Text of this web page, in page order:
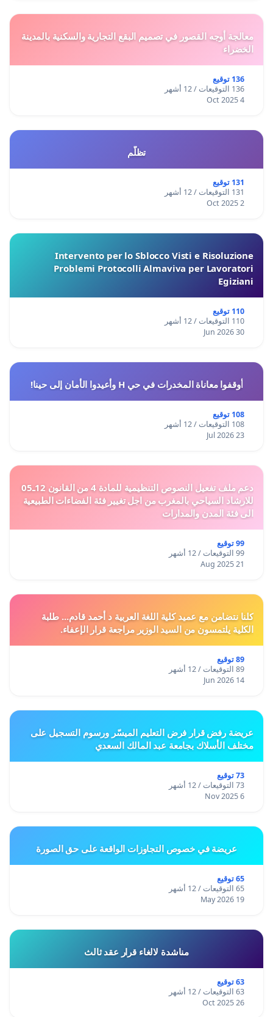
معالجة أوجه القصور في تصميم البقع التجارية والسكنية بالمدينة
الخضراء
136 توقيع
136 التوقيعات / 12 أشهر
4 Oct 2025
تظلّم
131 توقيع
131 التوقيعات / 12 أشهر
2 Oct 2025
Intervento per lo Sblocco Visti e Risoluzione
Problemi Protocolli Almaviva per Lavoratori
Egiziani
110 توقيع
110 التوقيعات / 12 أشهر
30 Jun 2026
أوقفوا معاناة المخدرات في حي H وأعيدوا الأمان إلى حينا!
108 توقيع
108 التوقيعات / 12 أشهر
23 Jul 2026
دعم ملف تفعيل النصوص التنظيمية للمادة 4 من القانون 12ـ05
للارشاد السياحي بالمغرب من اجل تغيير فئة الفضاءات الطبيعية
الى فئة المدن والمدارات
99 توقيع
99 التوقيعات / 12 أشهر
21 Aug 2025
كلنا نتضامن مع عميد كلية اللغة العربية د أحمد قادم... طلبة
الكلية يلتمسون من السيد الوزير مراجعة قرار الإعفاء.
89 توقيع
89 التوقيعات / 12 أشهر
14 Jun 2026
عريضة رفض قرار فرض التعليم الميسّر ورسوم التسجيل على
مختلف الأسلاك بجامعة عبد المالك السعدي
73 توقيع
73 التوقيعات / 12 أشهر
6 Nov 2025
عريضة في خصوص التجاوزات الواقعة على حق الصورة
65 توقيع
65 التوقيعات / 12 أشهر
19 May 2026
مناشدة لالغاء قرار عقد ثالث
63 توقيع
63 التوقيعات / 12 أشهر
26 Oct 2025